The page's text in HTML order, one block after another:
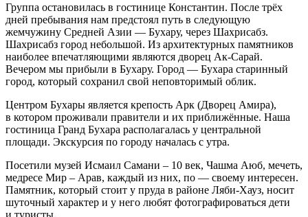
Группа остановилась в гостинице Константин. После трёх
дней пребывания нам предстоял путь в следующую
жемчужину Средней Азии — Бухару, через Шахрисабз.
Шахрисабз город небольшой. Из архитектурных памятников
наиболее впечатляющими являются дворец Ак-Сарай.
Вечером мы прибыли в Бухару. Город — Бухара старинный
город, который сохранил свой неповторимый облик.
Центром Бухары является крепость Арк (Дворец Амира),
в котором проживали правители и их приближённые. Наша
гостиница Гранд Бухара располагалась у центральной
площади. Экскурсия по городу началась с утра.
Посетили музей Исмаил Самани – 10 век, Чашма Аюб, мечеть,
медресе Мир – Арав, каждый из них, по — своему интересен.
Памятник, который стоит у пруда в районе Ляби-Хауз, носит
шуточный характер и у него любят фотографироваться дети
и туристы.